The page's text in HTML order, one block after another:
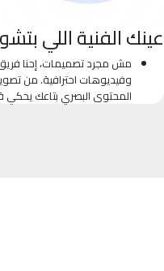
عينك الفنية اللي
مش مجرد تصميمات، إحنا
وفيديوهات احترافية. من
المحتوى البصري بتاعك